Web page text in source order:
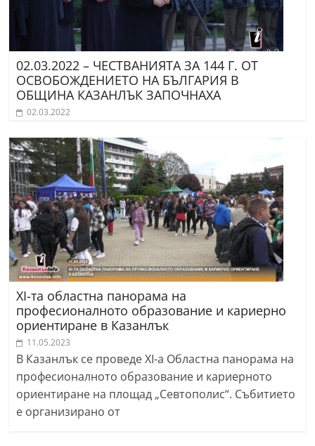
02.03.2022 – ЧЕСТВАНИЯТА ЗА 144 Г. ОТ
ОСВОБОЖДЕНИЕТО НА БЪЛГАРИЯ В
ОБЩИНА КАЗАНЛЪК ЗАПОЧНАХА
02.03.2022
XI-та областна панорама на
професионалното образование и кариерно
ориентиране в Казанлък
11.05.2023
В Казанлък се проведе XI-а Областна панорама на
професионалното образование и кариерното
ориентиране на площад „Севтополис“. Събитието
е организирано от